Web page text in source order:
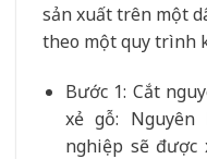
sản xuất trên một
theo một quy trình
Bước 1: Cắt
xẻ gỗ:
nghiệp sẽ